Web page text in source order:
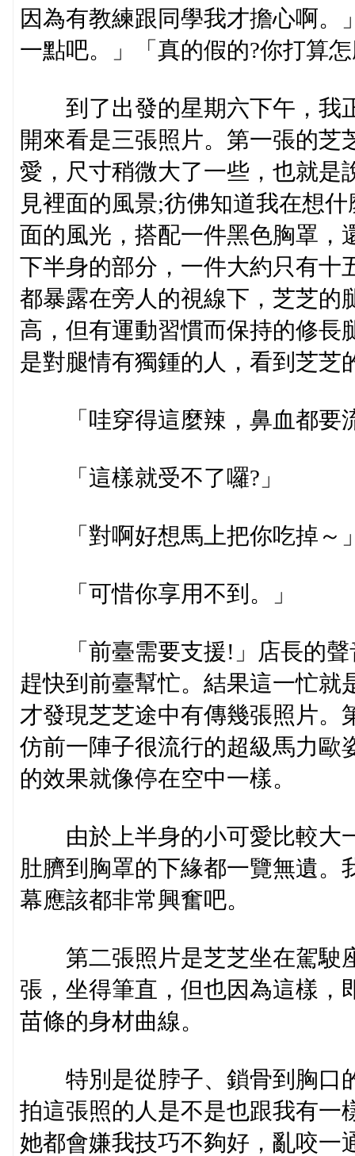
因為有教練跟同學我才擔心啊。
一點吧。」「真的假的?你打算
到了出發的星期六下午，我
開來看是三張照片。第一張的芝
愛，尺寸稍微大了一些，也就是
見裡面的風景;彷佛知道我在想
面的風光，搭配一件黑色胸罩，
下半身的部分，一件大約只有十
都暴露在旁人的視線下，芝芝的
高，但有運動習慣而保持的修長
是對腿情有獨鍾的人，看到芝芝
「哇穿得這麼辣，鼻血都要
「這樣就受不了囉?」
「對啊好想馬上把你吃掉～
「可惜你享用不到。」
「前臺需要支援!」店長的聲
趕快到前臺幫忙。結果這一忙就
才發現芝芝途中有傳幾張照片。
仿前一陣子很流行的超級馬力歐
的效果就像停在空中一樣。
由於上半身的小可愛比較大
肚臍到胸罩的下緣都一覽無遺。
幕應該都非常興奮吧。
第二張照片是芝芝坐在駕駛
張，坐得筆直，但也因為這樣，
苗條的身材曲線。
特別是從脖子、鎖骨到胸口
拍這張照的人是不是也跟我有一
她都會嫌我技巧不夠好，亂咬一